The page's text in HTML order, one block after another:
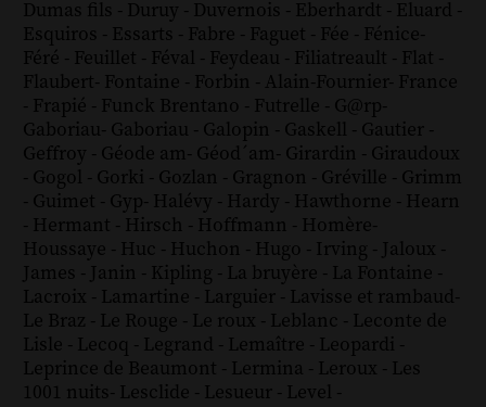
Dumas fils - Duruy - Duvernois - Eberhardt - Eluard -
Esquiros - Essarts - Fabre - Faguet - Fée - Fénice-
Féré - Feuillet - Féval - Feydeau - Filiatreault - Flat -
Flaubert- Fontaine - Forbin - Alain-Fournier- France
- Frapié - Funck Brentano - Futrelle - G@rp-
Gaboriau- Gaboriau - Galopin - Gaskell - Gautier -
Geffroy - Géode am- Géod´am- Girardin - Giraudoux
- Gogol - Gorki - Gozlan - Gragnon - Gréville - Grimm
- Guimet - Gyp- Halévy - Hardy - Hawthorne - Hearn
- Hermant - Hirsch - Hoffmann - Homère-
Houssaye - Huc - Huchon - Hugo - Irving - Jaloux -
James - Janin - Kipling - La bruyère - La Fontaine -
Lacroix - Lamartine - Larguier - Lavisse et rambaud-
Le Braz - Le Rouge - Le roux - Leblanc - Leconte de
Lisle - Lecoq - Legrand - Lemaître - Leopardi -
Leprince de Beaumont - Lermina - Leroux - Les
1001 nuits- Lesclide - Lesueur - Level -